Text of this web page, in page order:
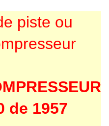
piste ou
de 1957